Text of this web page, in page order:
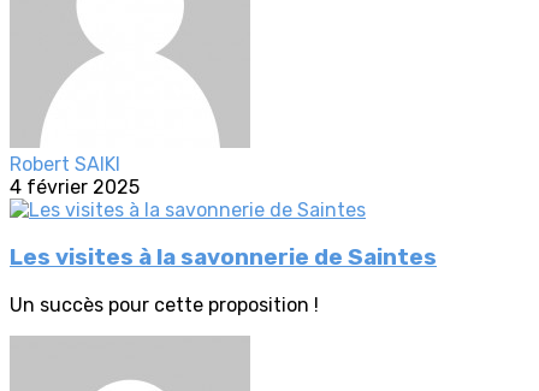
Robert SAIKI
4 février 2025
Les visites à la savonnerie de Saintes
Un succès pour cette proposition !